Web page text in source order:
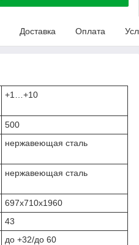
Доставка Оплата
+1…+10
500
нержавеющая сталь
нержавеющая сталь
697х710х1960
43
до +32/до 60